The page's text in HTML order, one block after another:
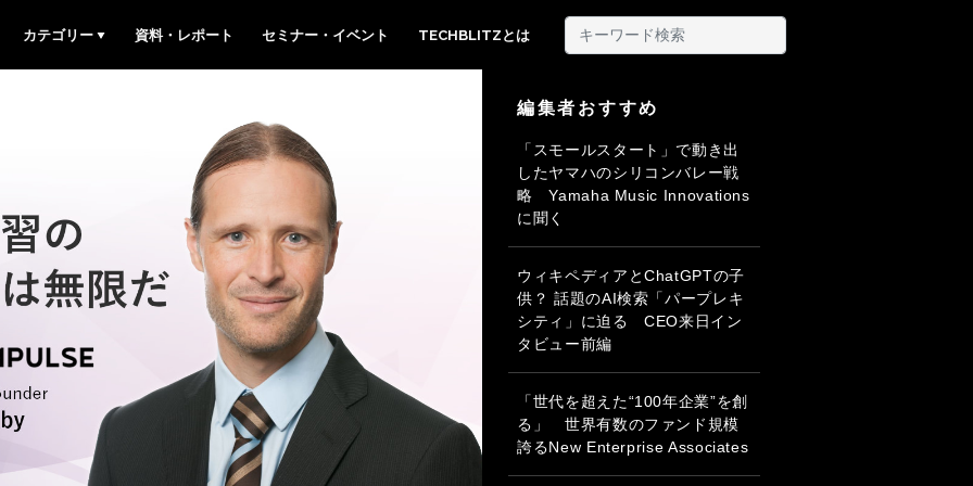
カテゴリー 資料・レポート セミナー・イベント TECHBLITZとは
編集者おすすめ
「スモールスタート」で動き出
したヤマハのシリコンバレー戦
略 Yamaha Music Innovations
に聞く
ウィキペディアとChatGPTの子
供？ 話題のAI検索「パープレキ
シティ」に迫る CEO来日イン
タビュー前編
「世代を超えた“100年企業”を創
る」 世界有数のファンド規模
誇るNew Enterprise Associates